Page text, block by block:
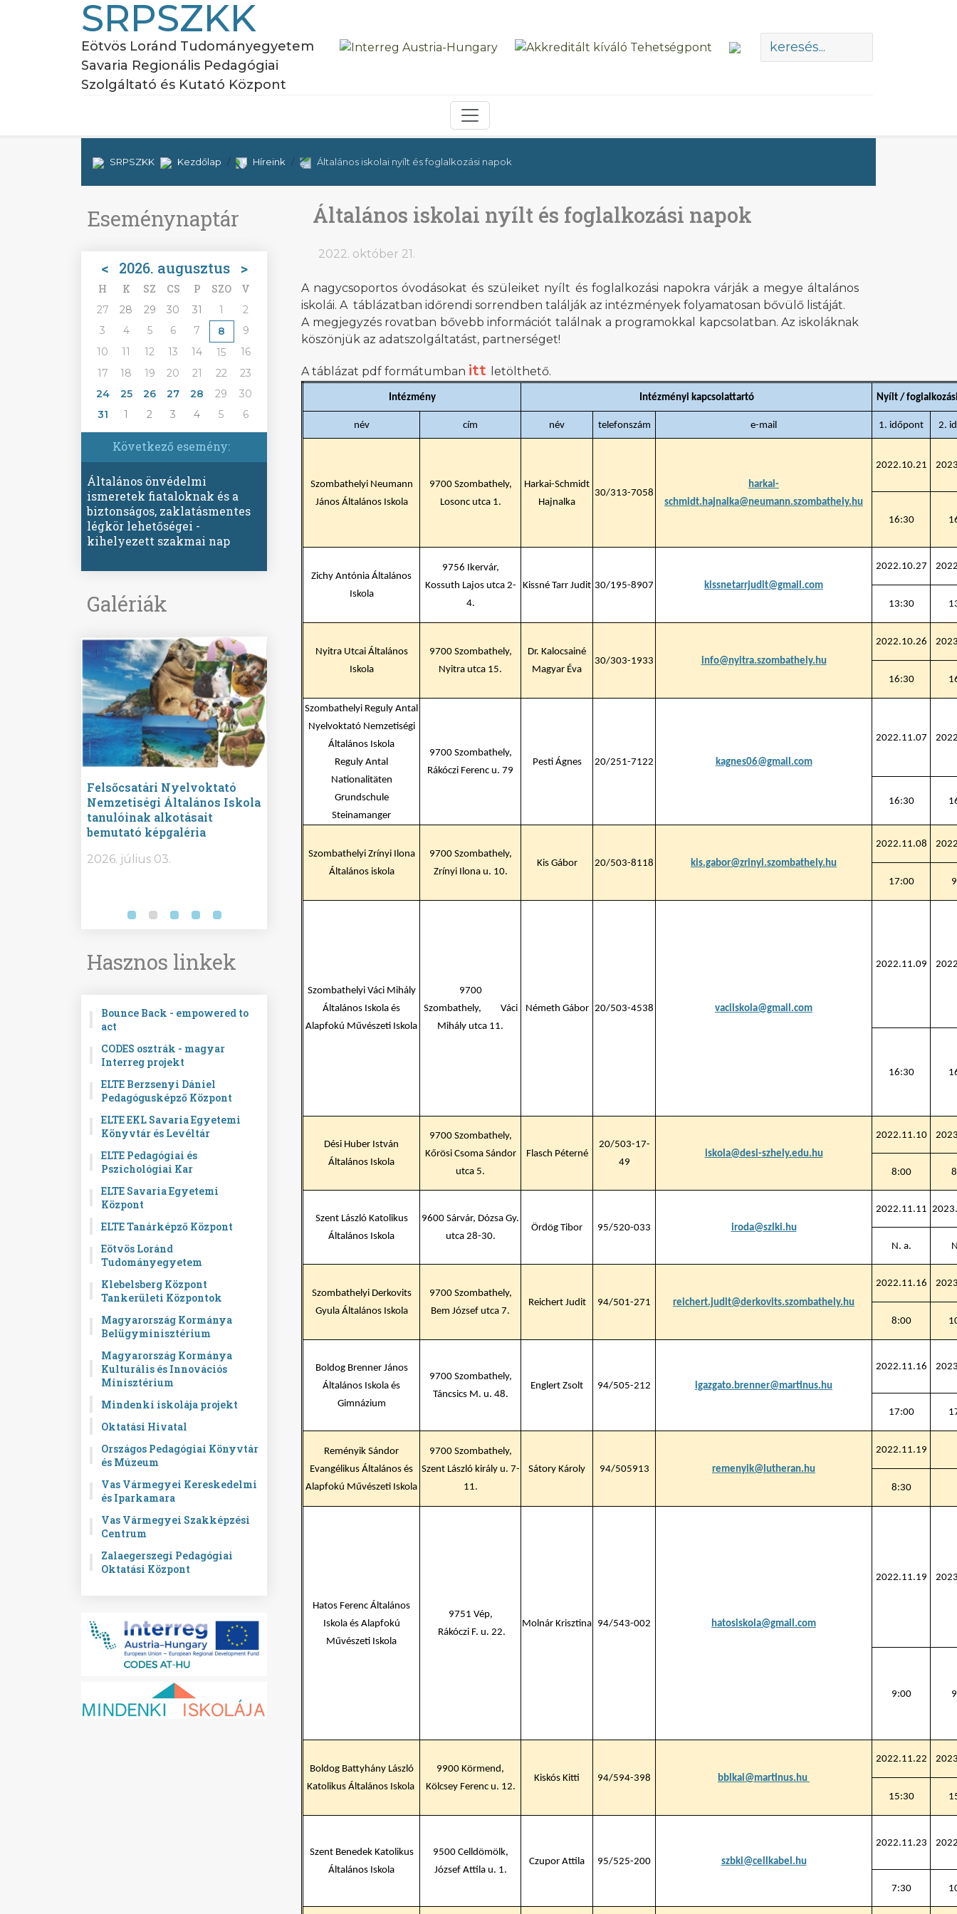
SRPSZKK
Eötvös Loránd Tudományegyetem
Savaria Regionális Pedagógiai
Szolgáltató és Kutató Központ
SRPSZKK Kezdőlap Híreink Általános iskolai nyílt és foglalkozási napok
Eseménynaptár
< 2026. augusztus >
H K SZ CS P SZO V
27 28 29 30 31 1
2
3
4 5 6 7 8
9
10
11 12 13 14 15
16
17
18 19 20 21 22
23
24
25 26 27 28 29
30
31
1 2 3 4 5 6
Következő esemény:
Általános önvédelmi
ismeretek fiataloknak és a
biztonságos, zaklatásmentes
légkör lehetőségei -
kihelyezett szakmai nap
Galériák
Felsőcsatári Nyelvoktató
Nemzetiségi Általános Iskola
tanulóinak alkotásait
bemutató képgaléria
2026. július 03.
Győrvári Béri Balogh Ádám
Iskola diákjainak alkotásait
2026. július 03. 2026. július 03.
Hasznos linkek
Bounce Back - empowered to
act
CODES osztrák - magyar
Interreg projekt
ELTE Berzsenyi Dániel
Pedagógusképző Központ
ELTE EKL Savaria Egyetemi
Könyvtár és Levéltár
ELTE Pedagógiai és
Pszichológiai Kar
ELTE Savaria Egyetemi
Központ
ELTE Tanárképző Központ
Eötvös Loránd
Tudományegyetem
Klebelsberg Központ
Tankerületi Központok
Magyarország Kormánya
Belügyminisztérium
Magyarország Kormánya
Kulturális és Innovációs
Minisztérium
Mindenki iskolája projekt
Oktatási Hivatal
Országos Pedagógiai Könyvtár
és Múzeum
Vas Vármegyei Kereskedelmi
és Iparkamara
Vas Vármegyei Szakképzési
Centrum
Zalaegerszegi Pedagógiai
Oktatási Központ
Általános iskolai nyílt és foglalkozási napok
2022. október 21.
A nagycsoportos óvodásokat és szüleiket nyílt és foglalkozási napokra várják a megye általános
iskolái. A táblázatban időrendi sorrendben találják az intézmények folyamatosan bővülő listáját.
A megjegyzés rovatban bővebb információt találnak a programokkal kapcsolatban. Az iskoláknak
köszönjük az adatszolgáltatást, partnerséget!
A táblázat pdf formátumban itt letölthető.
Intézmény Intézményi kapcsolattartó Nyílt /
név cím név telefonszám e-mail 1. időpont 2.
Szombathelyi Neumann
János Általános Iskola
9700 Szombathely,
Losonc utca 1.
Harkai-Schmidt
Hajnalka
30/313-7058
harkai-
schmidt.hajnalka@neumann.szombathely.hu
2022.10.21
16:30
Zichy Antónia Általános
Iskola
9756 Ikervár,
Kossuth Lajos utca 2-
4.
Kissné Tarr Judit 30/195-8907 kissnetarrjudit@gmail.com
2022.10.27
13:30
Nyitra Utcai Általános
Iskola
9700 Szombathely,
Nyitra utca 15.
Dr. Kalocsainé
Magyar Éva
30/303-1933 info@nyitra.szombathely.hu
2022.10.26
16:30
Szombathelyi Reguly Antal
Nyelvoktató Nemzetiségi
Általános Iskola
Reguly Antal
Nationalitäten
Grundschule
Steinamanger
9700 Szombathely,
Rákóczi Ferenc u. 79
Pesti Ágnes 20/251-7122 kagnes06@gmail.com
2022.11.07
16:30
Szombathelyi Zrínyi Ilona
Általános iskola
9700 Szombathely,
Zrínyi Ilona u. 10.
Kis Gábor 20/503-8118 kis.gabor@zrinyi.szombathely.hu
2022.11.08
17:00
Szombathelyi Váci Mihály
Általános Iskola és
Alapfokú Művészeti Iskola
9700
Szombathely, Váci
Mihály utca 11.
Németh Gábor 20/503-4538 vaciiskola@gmail.com
2022.11.09
16:30
Dési Huber István
Általános Iskola
9700 Szombathely,
Kőrösi Csoma Sándor
utca 5.
Flasch Péterné
20/503-17-
49
iskola@desi-szhely.edu.hu
2022.11.10
8:00
Szent László Katolikus
Általános Iskola
9600 Sárvár, Dózsa Gy.
utca 28-30.
Ördög Tibor 95/520-033 iroda@szlki.hu
2022.11.11
N. a.
Szombathelyi Derkovits
Gyula Általános Iskola
9700 Szombathely,
Bem József utca 7.
Reichert Judit 94/501-271 reichert.judit@derkovits.szombathely.hu
2022.11.16
8:00
Boldog Brenner János
Általános Iskola és
Gimnázium
9700 Szombathely,
Táncsics M. u. 48.
Englert Zsolt 94/505-212 igazgato.brenner@martinus.hu
2022.11.16
17:00
Reményik Sándor
Evangélikus Általános és
Alapfokú Művészeti Iskola
9700 Szombathely,
Szent László király u. 7-
11.
Sátory Károly 94/505913 remenyik@lutheran.hu
2022.11.19
8:30
Hatos Ferenc Általános
Iskola és Alapfokú
Művészeti Iskola
9751 Vép,
Rákóczi F. u. 22.
Molnár Krisztina 94/543-002 hatosiskola@gmail.com
2022.11.19
9:00
Boldog Battyhány László
Katolikus Általános Iskola
9900 Körmend,
Kölcsey Ferenc u. 12.
Kiskós Kitti 94/594-398 bblkai@martinus.hu
2022.11.22
15:30
Szent Benedek Katolikus
Általános Iskola
9500 Celldömölk,
József Attila u. 1.
Czupor Attila 95/525-200 szbki@cellkabel.hu
2022.11.23
7:30